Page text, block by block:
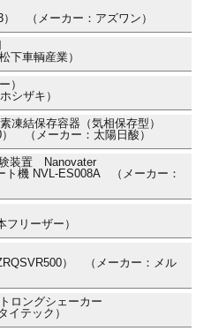
） （メーカー：アズワン）
下車輌産業）
）
シザキ）
凍結保存容器（気相保存型）
（メーカー：太陽日酸）
装置 Nanovater
ト機 NVL-ES008A （メーカー：
リーザー）
） （メーカー：メル
ロングシェーカー
テック）